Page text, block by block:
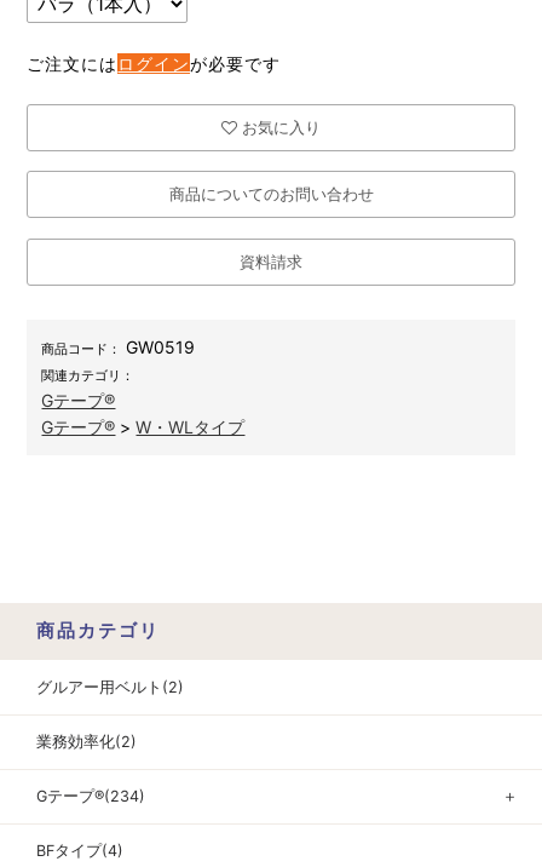
ご注文には ログインが必要です
お気に入り
商品についてのお問い合わせ
資料請求
商品コード： GW0519
関連カテゴリ：
Gテープ®
Gテープ® >W・WLタイプ
商品カテゴリ
グルアー用ベルト(2)
業務効率化(2)
Gテープ®(234) ＋
BFタイプ(4)